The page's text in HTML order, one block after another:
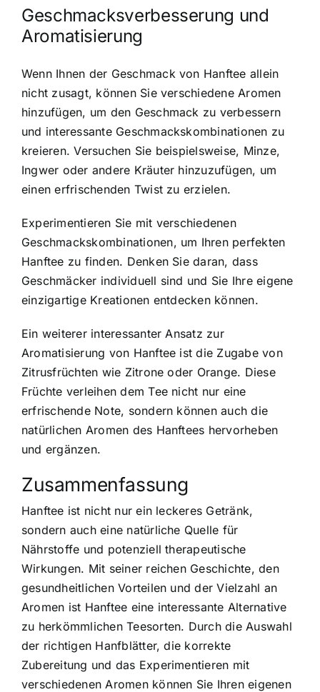
Geschmacksverbesserung und
Aromatisierung
Wenn Ihnen der Geschmack von Hanftee allein
nicht zusagt, können Sie verschiedene Aromen
hinzufügen, um den Geschmack zu verbessern
und interessante Geschmackskombinationen zu
kreieren. Versuchen Sie beispielsweise, Minze,
Ingwer oder andere Kräuter hinzuzufügen, um
einen erfrischenden Twist zu erzielen.
Experimentieren Sie mit verschiedenen
Geschmackskombinationen, um Ihren perfekten
Hanftee zu finden. Denken Sie daran, dass
Geschmäcker individuell sind und Sie Ihre eigene
einzigartige Kreationen entdecken können.
Ein weiterer interessanter Ansatz zur
Aromatisierung von Hanftee ist die Zugabe von
Zitrusfrüchten wie Zitrone oder Orange. Diese
Früchte verleihen dem Tee nicht nur eine
erfrischende Note, sondern können auch die
natürlichen Aromen des Hanftees hervorheben
und ergänzen.
Zusammenfassung
Hanftee ist nicht nur ein leckeres Getränk,
sondern auch eine natürliche Quelle für
Nährstoffe und potenziell therapeutische
Wirkungen. Mit seiner reichen Geschichte, den
gesundheitlichen Vorteilen und der Vielzahl an
Aromen ist Hanftee eine interessante Alternative
zu herkömmlichen Teesorten. Durch die Auswahl
der richtigen Hanfblätter, die korrekte
Zubereitung und das Experimentieren mit
verschiedenen Aromen können Sie Ihren eigenen